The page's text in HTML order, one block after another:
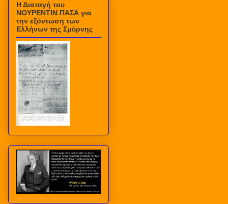
Η Διαταγή του
ΝΟΥΡΕΝΤΙΝ ΠΑΣΑ για
την εξόντωση των
Ελλήνων της Σμύρνης